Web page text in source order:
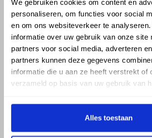
We gebruiken cookies om content en
personaliseren, om functies voor social
en om ons websiteverkeer te
informatie over uw gebruik van onze site
partners voor social media, adverteren
partners kunnen deze gegevens
informatie die u aan ze heeft verstrekt of
verzameld op basis van uw gebruik van
Alles toestaan
ASSORTIMENT
Hemelwaterafvoer
Drukleiding
Beregening
Dak en gevel
KENNIS EN
Klantenservice
Kennisbank
check_circleDé bouwmarkt van Altena
check_circle Direct uit grote voorraad geleverd met eigen
check_circleLevering in NL en BE